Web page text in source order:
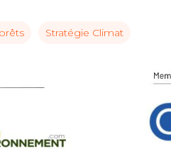
Stratégie Climat